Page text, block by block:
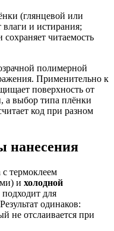
(глянцевой или
и истирания;
читаемость
полимерной
Применительно к
поверхность от
а выбор типа плёнки
код при разном
нанесения
с термоклеем
и холодной
подходит для
одинаков:
не отслаивается при